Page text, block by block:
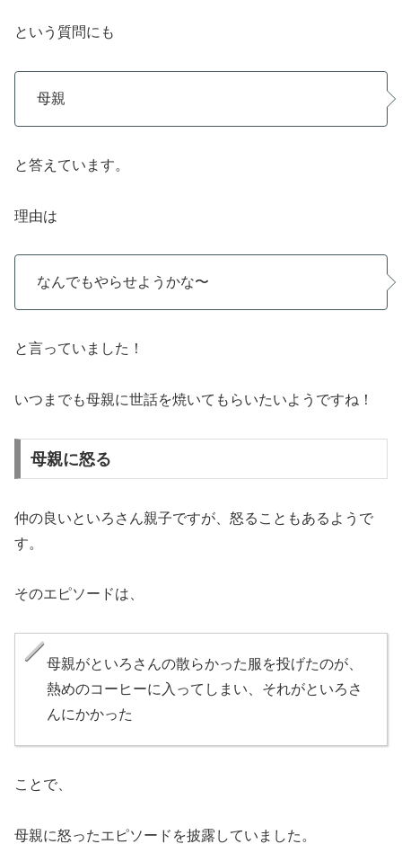
という質問にも
母親
と答えています。
理由は
なんでもやらせようかな〜
と言っていました！
いつまでも母親に世話を焼いてもらいたいようですね！
母親に怒る
仲の良いといろさん親子ですが、怒ることもあるようで
す。
そのエピソードは、
母親がといろさんの散らかった服を投げたのが、
熱めのコーヒーに入ってしまい、それがといろさ
んにかかった
ことで、
母親に怒ったエピソードを披露していました。